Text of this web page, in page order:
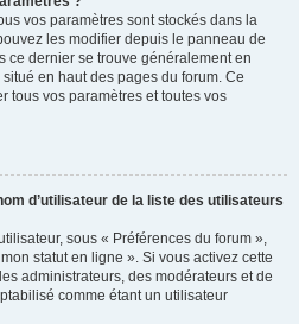
vos paramètres sont stockés dans la
les modifier depuis le panneau de
ce dernier se trouve généralement en
en haut des pages du forum. Ce
tous vos paramètres et toutes vos
d’utilisateur de la liste des utilisateurs
sous « Préférences du forum »,
statut en ligne ». Si vous activez cette
administrateurs, des modérateurs et de
comme étant un utilisateur